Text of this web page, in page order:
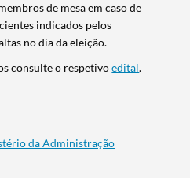
de mesa em caso de
indicados pelos
no dia da eleição.
consulte o respetivoedital.
da Administração